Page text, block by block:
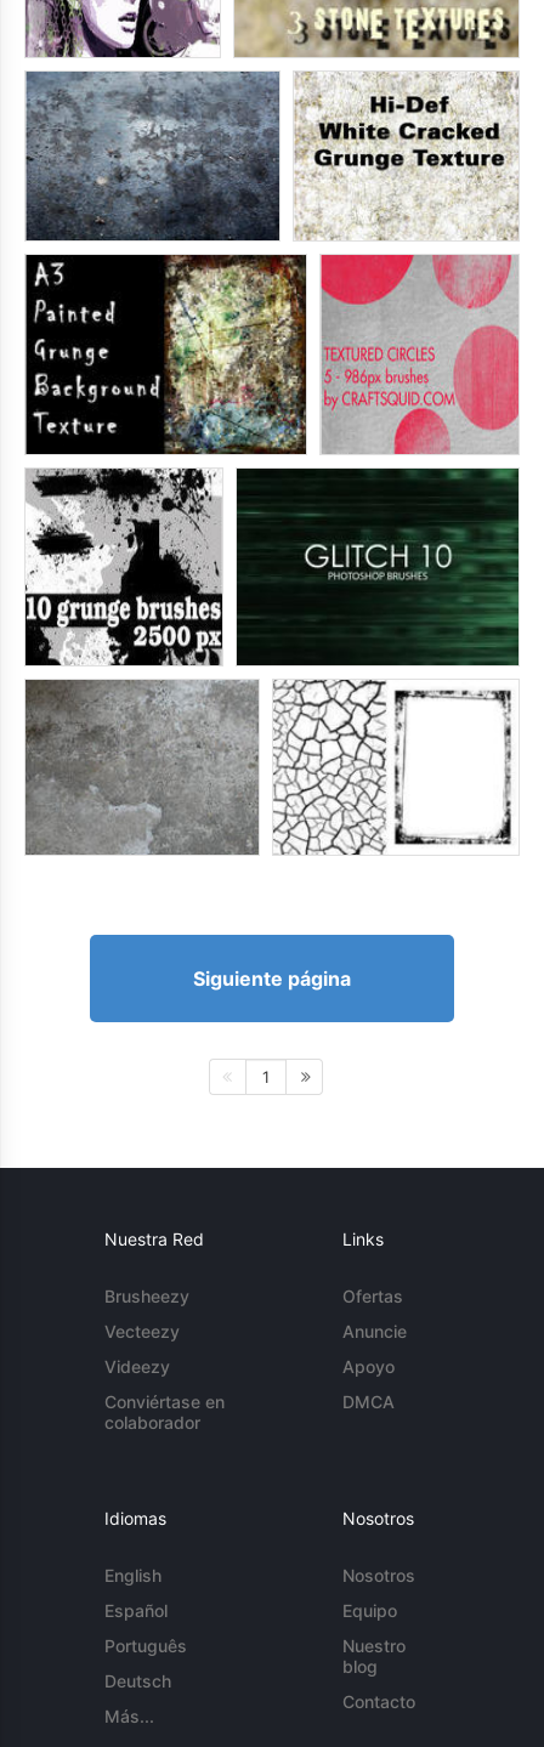
Siguiente página
1
Nuestra Red
Brusheezy
Vecteezy
Videezy
Conviértase en
colaborador
Links
Ofertas
Anuncie
Apoyo
DMCA
Idiomas
English
Español
Português
Deutsch
Más...
Nosotros
Nosotros
Equipo
Nuestro
blog
Contacto